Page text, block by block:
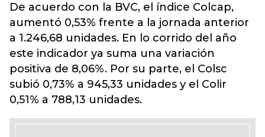
De acuerdo con la BVC, el índice Colcap,
aumentó 0,53% frente a la jornada anterior
a 1.246,68 unidades. En lo corrido del año
este indicador ya suma una variación
positiva de 8,06%. Por su parte, el Colsc
subió 0,73% a 945,33 unidades y el Colir
0,51% a 788,13 unidades.